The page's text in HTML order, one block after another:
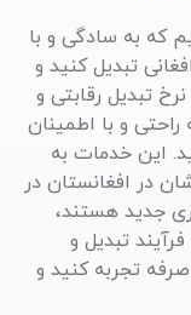
که به سادگی و با
تبدیل کنید و
تبدیل رقابتی و
راحتی و با اطمینان
این خدمات به
در افغانستان در
جدید هستند،
تبدیل و
تجربه کنید و